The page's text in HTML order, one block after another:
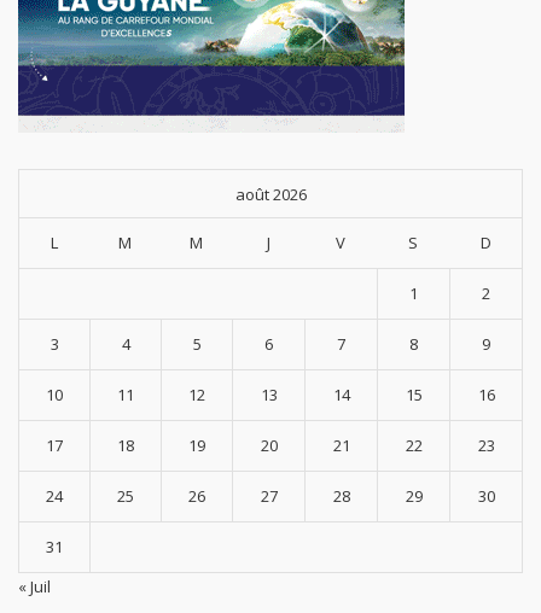
août 2026
L M M J V S D
1 2
3 4 5 6 7 8 9
10 11 12 13 14 15 16
17 18 19 20 21 22 23
24 25 26 27 28 29 30
31
« Juil